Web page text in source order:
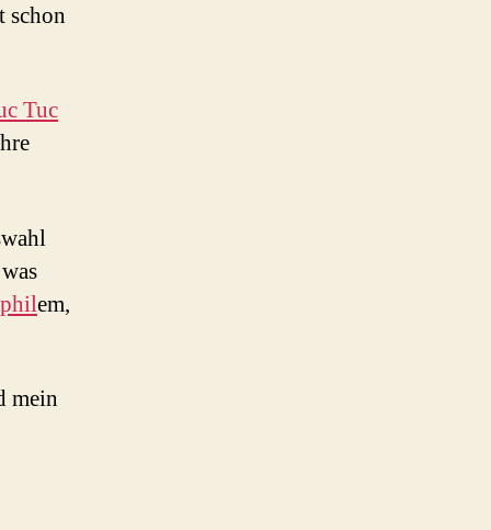
schon
Tuc
em,
mein